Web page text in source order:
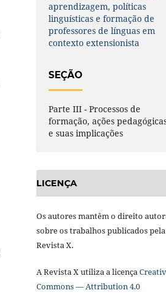
aprendizagem, políticas
linguísticas e formação de
professores de línguas em
contexto extensionista
SEÇÃO
Parte III - Processos de
formação, ações
e suas implicações
LICENÇA
Os autores mantêm o direito
sobre os trabalhos publicados pela
Revista X.
A Revista X utiliza a licença
Commons — Attribution 4.0